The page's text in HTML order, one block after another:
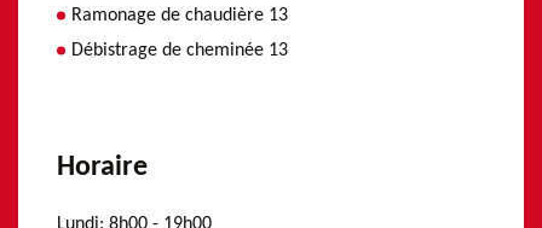
Ramonage de chaudière 13
Débistrage de cheminée 13
Horaire
Lundi: 8h00 - 19h00